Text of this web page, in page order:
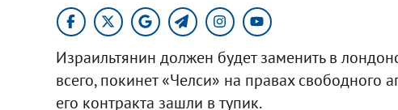
Израильтянин должен будет заменить в
всего, покинет «Челси» на правах свободного
его контракта зашли в тупик.